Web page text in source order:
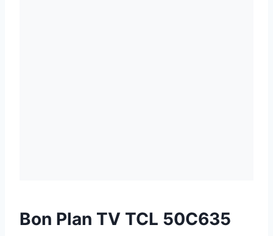
Bon Plan TV TCL 50C635